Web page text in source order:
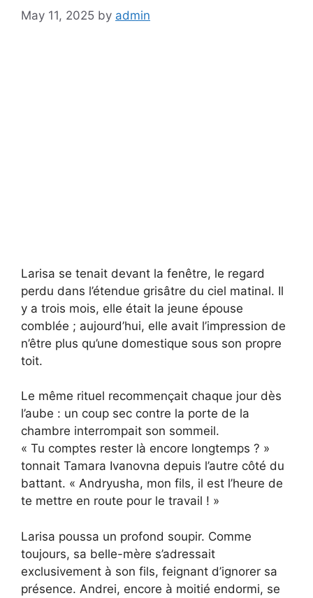
May 11, 2025 by admin
Larisa se tenait devant la fenêtre, le regard
perdu dans l’étendue grisâtre du ciel matinal. Il
y a trois mois, elle était la jeune épouse
comblée ; aujourd’hui, elle avait l’impression de
n’être plus qu’une domestique sous son propre
toit.
Le même rituel recommençait chaque jour dès
l’aube : un coup sec contre la porte de la
chambre interrompait son sommeil.
« Tu comptes rester là encore longtemps ? »
tonnait Tamara Ivanovna depuis l’autre côté du
battant. « Andryusha, mon fils, il est l’heure de
te mettre en route pour le travail ! »
Larisa poussa un profond soupir. Comme
toujours, sa belle-mère s’adressait
exclusivement à son fils, feignant d’ignorer sa
présence. Andrei, encore à moitié endormi, se